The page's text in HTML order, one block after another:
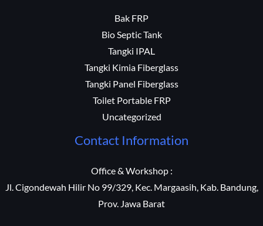
Bak FRP
Bio Septic Tank
Tangki IPAL
Tangki Kimia Fiberglass
Tangki Panel Fiberglass
Toilet Portable FRP
Uncategorized
Contact Information
Office & Workshop :
Jl. Cigondewah Hilir No 99/329, Kec. Margaasih, Kab. Bandung,
Prov. Jawa Barat